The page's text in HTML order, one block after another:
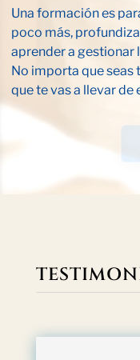
Una formación es
poco más,
aprender a gestionar
No importa que seas
que te vas a llevar